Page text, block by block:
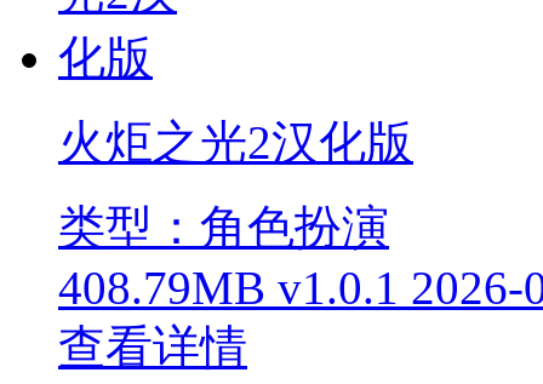
火炬之光2汉化版
类型：角色扮演
408.79MB v1.0.1 2026-
查看详情